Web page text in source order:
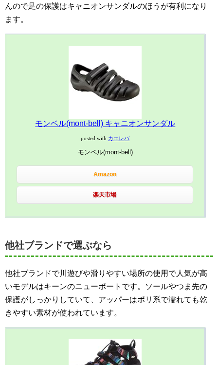
んので足の保護はキャニオンサンダルのほうが有利になり
ます。
モンベル(mont-bell) キャニオンサンダル
posted with カエレバ
モンベル(mont-bell)
Amazon
楽天市場
他社ブランドで選ぶなら
他社ブランドで川遊びや滑りやすい場所の使用で人気が高
いモデルはキーンのニューポートです。ソールやつま先の
保護がしっかりしていて、アッパーはポリ系で濡れても乾
きやすい素材が使われています。